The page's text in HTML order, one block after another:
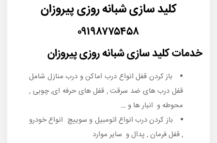
کلید سازی شبانه روزی پیروزان
۰۹۱۹۸۷۷۵۴۵۸
خدمات کلید سازی شبانه روزی پیروزان
باز کردن قفل انواع درب اماکن و درب منازل شامل
قفل درب های ضد سرقت , قفل های حرفه ای, چوبی ,
محوطه و انبار ها و …
باز کردن درب انواع اتومبیل و سوییچ انواع خودرو
, قفل فرمان , پدال و سایر موارد